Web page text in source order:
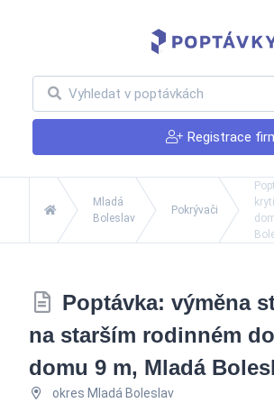
Registrace
Mladá
Boleslav
Pokrývači
Poptávka: výměna
na starším rodinném
domu 9 m, Mladá
okres Mladá Boleslav